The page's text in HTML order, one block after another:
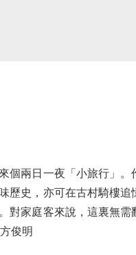
兩日一夜「小旅行」。
歷史，亦可在古村騎樓
對家庭客來說，這裏無需
俊明